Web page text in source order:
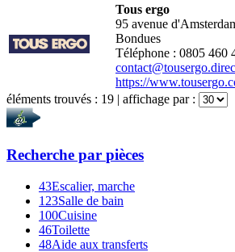
Tous ergo
95 avenue
Bondues
Téléphone : 0805 460
https://
éléments trouvés : 19 | affichage par :
Recherche par pièces
43Escalier, marche
123Salle de bain
100Cuisine
46Toilette
48Aide aux transferts